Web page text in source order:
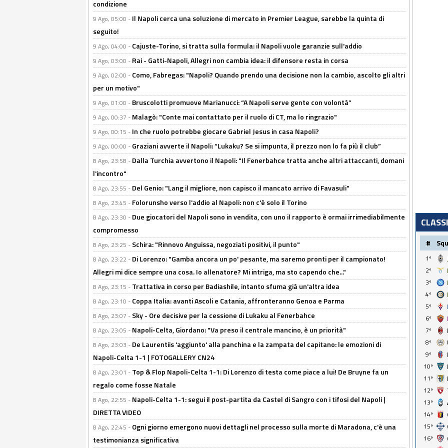
condizione
9 Ago, 05:00 - Il Napoli cerca una soluzione di mercato in Premier League, sarebbe la quinta di
seguito!
9 Ago, 04:00 - Cajuste-Torino, si tratta sulla formula: il Napoli vuole garanzie sull'addio
9 Ago, 03:00 - Rai - Gatti-Napoli, Allegri non cambia idea: il difensore resta in corsa
9 Ago, 02:00 - Como, Fabregas: "Napoli? Quando prendo una decisione non la cambio, ascolto gli altri
per un motivo"
9 Ago, 01:00 - Bruscolotti promuove Marianucci: “A Napoli serve gente con volontà”
9 Ago, 00:37 - Malagò: "Conte mai contattato per il ruolo di CT, ma lo ringrazio"
9 Ago, 00:15 - In che ruolo potrebbe giocare Gabriel Jesus in casa Napoli?
9 Ago, 00:00 - Graziani avverte il Napoli: “Lukaku? Se si impunta, il prezzo non lo fa più il club”
8 Ago, 23:58 - Dalla Turchia avvertono il Napoli: "Il Fenerbahce tratta anche altri attaccanti, domani
l'incontro"
8 Ago, 23:55 - Del Genio: "Lang il migliore, non capisco il mancato arrivo di Favasuli"
8 Ago, 23:45 - Folorunsho verso l'addio al Napoli: non c'è solo il Torino
8 Ago, 23:30 - Due giocatori del Napoli sono in vendita, con uno il rapporto è ormai irrimediabilmente
compromesso
8 Ago, 23:25 - Schira: "Rinnovo Anguissa, negoziati positivi, il punto"
8 Ago, 23:22 - Di Lorenzo: "Gamba ancora un po' pesante, ma saremo pronti per il campionato!
Allegri mi dice sempre una cosa. Io allenatore? Mi intriga, ma sto capendo che..."
8 Ago, 23:15 - Trattativa in corso per Badiashile, intanto sfuma già un'altra idea
8 Ago, 23:10 - Coppa Italia: avanti Ascoli e Catania, affronteranno Genoa e Parma
8 Ago, 23:07 - Sky - Ore decisive per la cessione di Lukaku al Fenerbahce
8 Ago, 23:05 - Napoli-Celta, Giordano: "Va preso il centrale mancino, è un priorità"
8 Ago, 23:03 - De Laurentiis 'aggiunto' alla panchina e la zampata del capitano: le emozioni di
Napoli-Celta 1-1 | FOTOGALLERY CN24
8 Ago, 23:01 - Top & Flop Napoli-Celta 1-1: Di Lorenzo di testa come piace a lui! De Bruyne fa un
regalo come fosse Natale
8 Ago, 22:55 - Napoli-Celta 1-1: segui il post-partita da Castel di Sangro con i tifosi del Napoli |
DIRETTA VIDEO
8 Ago, 22:45 - Ogni giorno emergono nuovi dettagli nel processo sulla morte di Maradona, c'è una
testimonianza significativa
#
1º
2º
3º
4º
5º
6º
7º
8º
9º
10º
11º
12º
13º
14º
15º
16º